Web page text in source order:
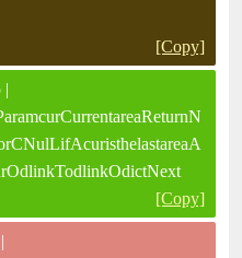
[Copy]
|
[Copy]